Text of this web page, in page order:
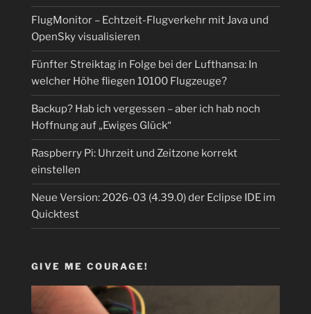
FlugMonitor – Echtzeit-Flugverkehr mit Java und
OpenSky visualisieren
Fünfter Streiktag in Folge bei der Lufthansa: In
welcher Höhe fliegen 10100 Flugzeuge?
Backup? Hab ich vergessen – aber ich hab noch
Hoffnung auf „Ewiges Glück“
Raspberry Pi: Uhrzeit und Zeitzone korrekt
einstellen
Neue Version: 2026-03 (4.39.0) der Eclipse IDE im
Quicktest
GIVE ME COURAGE!